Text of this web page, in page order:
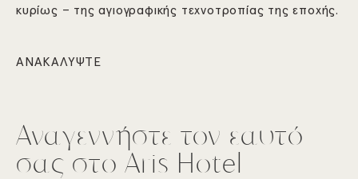
κυρίως – της αγιογραφικής τεχνοτροπίας της εποχής.
ΑΝΑΚΑΛΥΨΤΕ
Αναγεννήστε τον εαυτό
σας στο Aris Hotel